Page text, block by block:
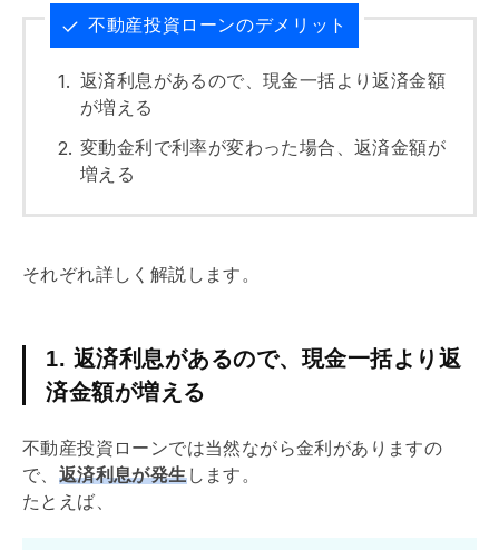
不動産投資ローンのデメリット
返済利息があるので、現金一括より返済金額
が増える
変動金利で利率が変わった場合、返済金額が
増える
それぞれ詳しく解説します。
1. 返済利息があるので、現金一括より返
済金額が増える
不動産投資ローンでは当然ながら金利がありますの
で、 返済利息が発生します。
たとえば、